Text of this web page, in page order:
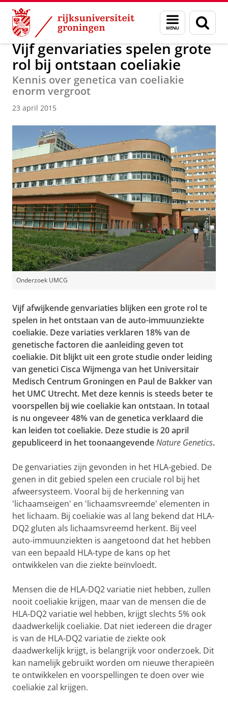
Skip
Content
Skip
Navigation
Menu
en
zoeken
Over ons Actueel Nieuws Nieuwsberichten
Vijf genvariaties spelen grote
rol bij ontstaan coeliakie
Kennis over genetica van coeliakie
enorm vergroot
23 april 2015
Onderzoek UMCG
Vijf afwijkende genvariaties blijken een grote rol te
spelen in het ontstaan van de auto-immuunziekte
coeliakie. Deze variaties verklaren 18% van de
genetische factoren die aanleiding geven tot
coeliakie. Dit blijkt uit een grote studie onder leiding
van genetici Cisca Wijmenga van het Universitair
Medisch Centrum Groningen en Paul de Bakker van
het UMC Utrecht. Met deze kennis is steeds beter te
voorspellen bij wie coeliakie kan ontstaan. In totaal
is nu ongeveer 48% van de genetica verklaard die
kan leiden tot coeliakie. Deze studie is 20 april
gepubliceerd in het toonaangevendeNature Genetics.
De genvariaties zijn gevonden in het HLA-gebied. De
genen in dit gebied spelen een cruciale rol bij het
afweersysteem. Vooral bij de herkenning van
'lichaamseigen' en 'lichaamsvreemde' elementen in
het lichaam. Bij coeliakie was al lang bekend dat HLA-
DQ2 gluten als lichaamsvreemd herkent. Bij veel
auto-immuunziekten is aangetoond dat het hebben
van een bepaald HLA-type de kans op het
ontwikkelen van die ziekte beïnvloedt.
Mensen die de HLA-DQ2 variatie niet hebben, zullen
nooit coeliakie krijgen, maar van de mensen die de
HLA-DQ2 variatie wel hebben, krijgt slechts 5% ook
daadwerkelijk coeliakie. Dat niet iedereen die drager
is van de HLA-DQ2 variatie de ziekte ook
daadwerkelijk krijgt, is belangrijk voor onderzoek. Dit
kan namelijk gebruikt worden om nieuwe therapieën
te ontwikkelen en voorspellingen te doen over wie
coeliakie zal krijgen.